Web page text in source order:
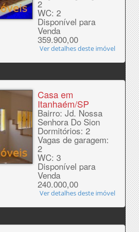
2
WC: 2
Disponível para
Venda
359.900,00
Ver detalhes deste imóvel
Casa em
Itanhaém/SP
Bairro: Jd. Nossa
Senhora Do Sion
Dormitórios: 2
Vagas de garagem:
2
WC: 3
Disponível para
Venda
240.000,00
Ver detalhes deste imóvel